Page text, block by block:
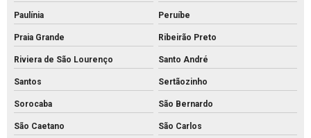
Piso pavs
Piso pvs concreto
Piso tátil de concreto 25x25
Piso tátil concreto preço m2
Piso tátil de concreto preço
Piso tátil concreto venda
Paulínia Peruíbe
Praia Grande Ribeirão Preto
Riviera de São Lourenço Santo André
Santos Sertãozinho
Sorocaba São Bernardo
São Caetano São Carlos